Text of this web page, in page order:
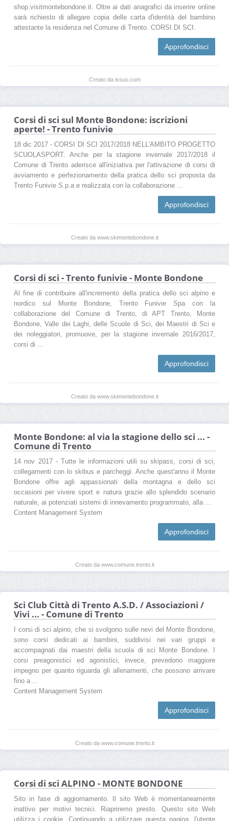
shop.visitmontebondone.it. Oltre ai dati anagrafici da inserire online
sarà richiesto di allegare copia delle carta d'identità del bambino
attestante la residenza nel Comune di Trento. CORSI DI SCI.
Approfondisci
Creato da issuu.com
Corsi di sci sul Monte Bondone: iscrizioni
aperte! - Trento funivie
18 dic 2017 - CORSI DI SCI 2017/2018 NELL'AMBITO PROGETTO
SCUOLASPORT. Anche per la stagione invernale 2017/2018 il
Comune di Trento aderisce all'iniziativa per l'attivazione di corsi di
avviamento e perfezionamento della pratica dello sci proposta da
Trento Funivie S.p.a e realizzata con la collaborazione ...
Approfondisci
Creato da www.skimontebondone.it
Corsi di sci - Trento funivie - Monte Bondone
Al fine di contribuire all'incremento della pratica dello sci alpino e
nordico sul Monte Bondone, Trento Funivie Spa con la
collaborazione del Comune di Trento, di APT Trento, Monte
Bondone, Valle dei Laghi, delle Scuole di Sci, dei Maestri di Sci e
dei noleggiatori, promuove, per la stagione invernale 2016/2017,
corsi di ...
Approfondisci
Creato da www.skimontebondone.it
Monte Bondone: al via la stagione dello sci ... -
Comune di Trento
14 nov 2017 - Tutte le informazioni utili su skipass, corsi di sci,
collegamenti con lo skibus e parcheggi. Anche quest'anno il Monte
Bondone offre agli appassionati della montagna e dello sci
occasioni per vivere sport e natura grazie allo splendido scenario
naturale, ai potenziati sistemi di innevamento programmato, alla ...
Content Management System
Approfondisci
Creato da www.comune.trento.it
Sci Club Città di Trento A.S.D. / Associazioni /
Vivi ... - Comune di Trento
I corsi di sci alpino, che si svolgono sulle nevi del Monte Bondone,
sono corsi dedicati ai bambini, suddivisi nei vari gruppi e
accompagnati dai maestri della scuola di sci Monte Bondone. I
corsi preagonistici ed agonistici, invece, prevedono maggiore
impegno per quanto riguarda gli allenamenti, che possono arrivare
fino a ...
Content Management System
Approfondisci
Creato da www.comune.trento.it
Corsi di sci ALPINO - MONTE BONDONE
Sito in fase di aggiornamento. Il sito Web è momentaneamente
inattivo per motivi tecnici. Riapriremo presto. Questo sito Web
utilizza i cookie. Continuando a utilizzare questa pagina, l'utente